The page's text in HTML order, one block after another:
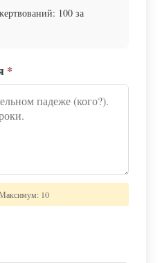
100 за
*
10